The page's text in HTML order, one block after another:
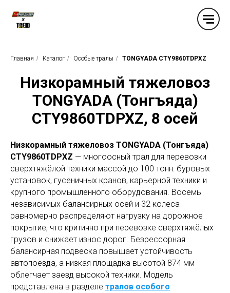
Главная / Каталог / Особые тралы / TONGYADA CTY9860TDPXZ
Низкорамный тяжеловоз
TONGYADA (Тонгъяда)
CTY9860TDPXZ, 8 осей
Низкорамный тяжеловоз TONGYADA (Тонгъяда)
CTY9860TDPXZ — многоосный трал для перевозки
сверхтяжёлой техники массой до 100 тонн: буровых
установок, гусеничных кранов, карьерной техники и
крупного промышленного оборудования. Восемь
независимых балансирных осей и 32 колеса
равномерно распределяют нагрузку на дорожное
покрытие, что критично при перевозке сверхтяжёлых
грузов и снижает износ дорог. Безрессорная
балансирная подвеска повышает устойчивость
автопоезда, а низкая площадка высотой 874 мм
облегчает заезд высокой техники. Модель
представлена в разделе тралов особого